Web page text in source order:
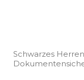
Schwarzes